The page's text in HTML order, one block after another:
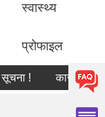
स्वास्थ्य
प्रोफाइल
काजमा खटाइएको